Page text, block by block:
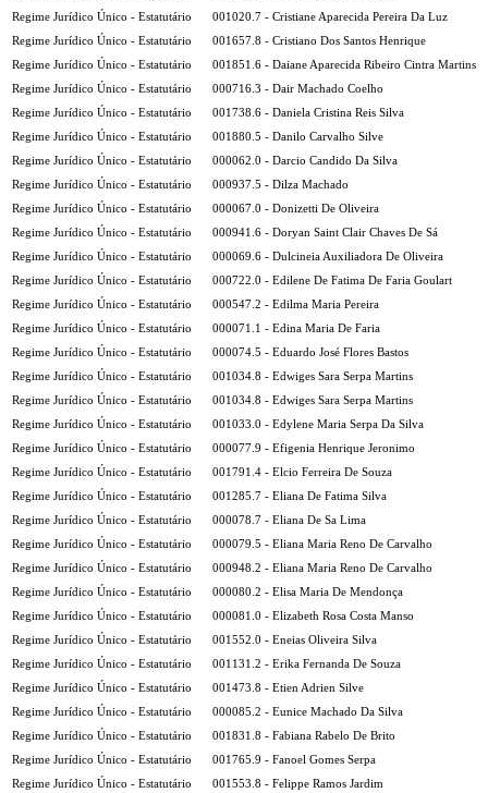
Regime Jurídico Único - Estatutário
001020.7 - Cristiane Aparecida Pereira Da Luz
Regime Jurídico Único - Estatutário
001657.8 - Cristiano Dos Santos Henrique
Regime Jurídico Único - Estatutário
001851.6 - Daiane Aparecida Ribeiro Cintra Martins
Regime Jurídico Único - Estatutário
000716.3 - Dair Machado Coelho
Regime Jurídico Único - Estatutário
001738.6 - Daniela Cristina Reis Silva
Regime Jurídico Único - Estatutário
001880.5 - Danilo Carvalho Silve
Regime Jurídico Único - Estatutário
000062.0 - Darcio Candido Da Silva
Regime Jurídico Único - Estatutário
000937.5 - Dilza Machado
Regime Jurídico Único - Estatutário
000067.0 - Donizetti De Oliveira
Regime Jurídico Único - Estatutário
000941.6 - Doryan Saint Clair Chaves De Sá
Regime Jurídico Único - Estatutário
000069.6 - Dulcineia Auxiliadora De Oliveira
Regime Jurídico Único - Estatutário
000722.0 - Edilene De Fatima De Faria Goulart
Regime Jurídico Único - Estatutário
000547.2 - Edilma Maria Pereira
Regime Jurídico Único - Estatutário
000071.1 - Edina Maria De Faria
Regime Jurídico Único - Estatutário
000074.5 - Eduardo José Flores Bastos
Regime Jurídico Único - Estatutário
001034.8 - Edwiges Sara Serpa Martins
Regime Jurídico Único - Estatutário
001034.8 - Edwiges Sara Serpa Martins
Regime Jurídico Único - Estatutário
001033.0 - Edylene Maria Serpa Da Silva
Regime Jurídico Único - Estatutário
000077.9 - Efigenia Henrique Jeronimo
Regime Jurídico Único - Estatutário
001791.4 - Elcio Ferreira De Souza
Regime Jurídico Único - Estatutário
001285.7 - Eliana De Fatima Silva
Regime Jurídico Único - Estatutário
000078.7 - Eliana De Sa Lima
Regime Jurídico Único - Estatutário
000079.5 - Eliana Maria Reno De Carvalho
Regime Jurídico Único - Estatutário
000948.2 - Eliana Maria Reno De Carvalho
Regime Jurídico Único - Estatutário
000080.2 - Elisa Maria De Mendonça
Regime Jurídico Único - Estatutário
000081.0 - Elizabeth Rosa Costa Manso
Regime Jurídico Único - Estatutário
001552.0 - Eneias Oliveira Silva
Regime Jurídico Único - Estatutário
001131.2 - Erika Fernanda De Souza
Regime Jurídico Único - Estatutário
001473.8 - Etien Adrien Silve
Regime Jurídico Único - Estatutário
000085.2 - Eunice Machado Da Silva
Regime Jurídico Único - Estatutário
001831.8 - Fabiana Rabelo De Brito
Regime Jurídico Único - Estatutário
001765.9 - Fanoel Gomes Serpa
Regime Jurídico Único - Estatutário
001553.8 - Felippe Ramos Jardim